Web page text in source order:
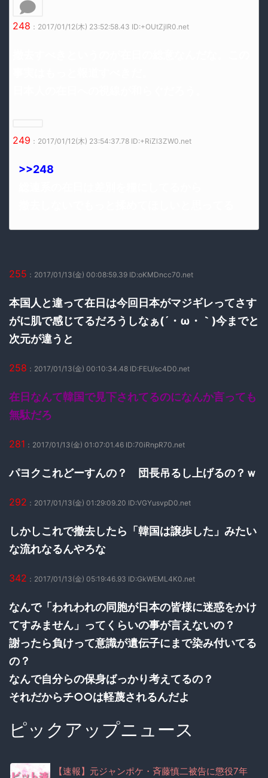
248 ：2017/01/12(木) 23:52:58.43 ID:+OUtZjlR0.net
249 ：2017/01/12(木) 23:54:37.78 ID:+RiZl3ZW0.net
>>248
255 ：2017/01/13(金) 00:08:59.39 ID:oKMDncc70.net
本国人と違って在日は今回日本がマジギレってさす
がに肌で感じてるだろうしなぁ(´・ω・｀)今までと
次元が違うと
258 ：2017/01/13(金) 00:10:34.48 ID:FEU/sc4D0.net
在日なんて韓国で見下されてるのになんか言っても
無駄だろ
281 ：2017/01/13(金) 01:07:01.46 ID:70iRnpR70.net
パヨクこれどーすんの？ 団長吊るし上げるの？ｗ
292 ：2017/01/13(金) 01:29:09.20 ID:VGYusvpD0.net
しかしこれで撤去したら「韓国は譲歩した」みたい
な流れなるんやろな
342 ：2017/01/13(金) 05:19:46.93 ID:GkWEML4K0.net
なんで「われわれの同胞が日本の皆様に迷惑をかけ
てすみません」ってくらいの事が言えないの？
謝ったら負けって意識が遺伝子にまで染み付いてる
の？
なんで自分らの保身ばっかり考えてるの？
それだからチ○○は軽蔑されるんだよ
ピックアップニュース
【速報】元ジャンポケ・斉藤慎二被告に懲役7年